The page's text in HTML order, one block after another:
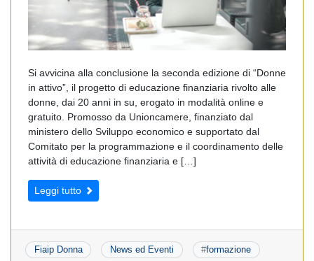
Si avvicina alla conclusione la seconda edizione di “Donne
in attivo”, il progetto di educazione finanziaria rivolto alle
donne, dai 20 anni in su, erogato in modalità online e
gratuito. Promosso da Unioncamere, finanziato dal
ministero dello Sviluppo economico e supportato dal
Comitato per la programmazione e il coordinamento delle
attività di educazione finanziaria e […]
Leggi tutto
Fiaip Donna News ed Eventi #formazione